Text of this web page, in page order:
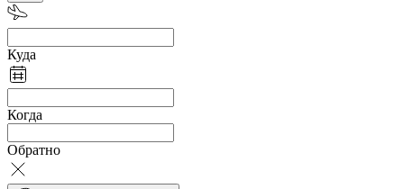
Куда
Когда
Обратно